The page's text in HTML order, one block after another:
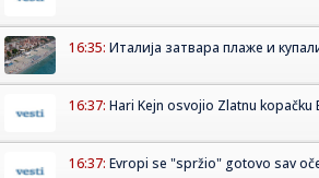
16:35: Италија затвара плаже и
16:37: Hari Kejn osvojio Zlatnu kopačku
16:37: Evropi se "spržio" gotovo sav